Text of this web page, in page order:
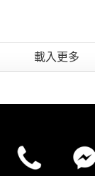
載入更多